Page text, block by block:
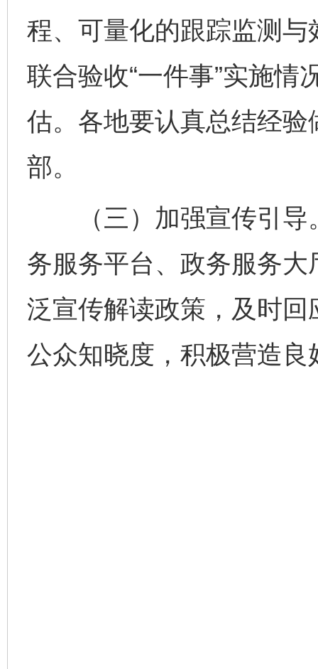
程、可量化的跟踪监测
联合验收“一件事”实施情
估。各地要认真总结经
部。
（三）加强宣传引导
务服务平台、政务服务
泛宣传解读政策，及时
公众知晓度，积极营造良